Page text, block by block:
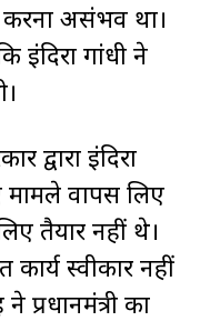
करना असंभव था।
इंदिरा गांधी ने
द्वारा इंदिरा
वापस लिए
तैयार नहीं थे।
स्वीकार नहीं
प्रधानमंत्री का